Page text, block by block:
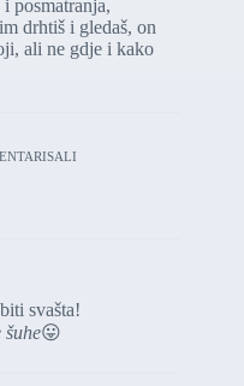
posmatranja,
drhtiš i gledaš, on
ali ne gdje i kako
svašta!
šuhe😛